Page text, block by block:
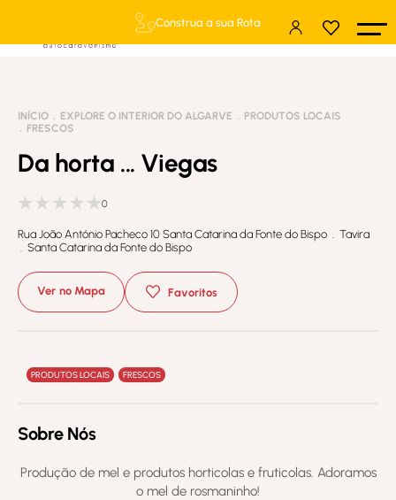
Construa a sua Rota
INÍCIO EXPLORE O INTERIOR DO ALGARVE
PRODUTOS LOCAIS
FRESCOS
Da horta ... Viegas
0
Rua João António Pacheco 10 Santa Catarina da Fonte do Bispo . Tavira
. Santa Catarina da Fonte do Bispo
Ver no Mapa Favoritos
PRODUTOS LOCAIS FRESCOS
Sobre Nós
Produção de mel e produtos horticolas e fruticolas. Adoramos
o mel de rosmaninho!